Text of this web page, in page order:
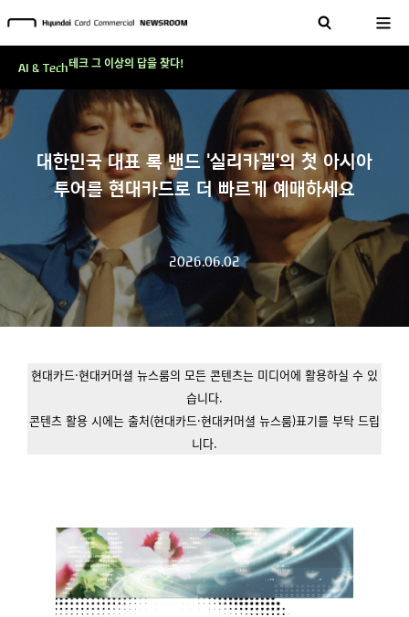
대한민국 대표 록 밴드 '실리카겔'의 첫 아시아
투어를 현대카드로 더 빠르게 예매하세요
2026.06.02
현대카드·현대커머셜 뉴스룸의 모든 콘텐츠는 미디어에 활용하실 수 있
습니다.
콘텐츠 활용 시에는 출처(현대카드·현대커머셜 뉴스룸)표기를 부탁 드립
니다.
AI & Tech
테크 그 이상의 답을 찾다!
현대카드, 스테이블코인 국제송금 실제 도입 가능한 수준 준비 마쳐
테크 그 이상의 답을 찾다!